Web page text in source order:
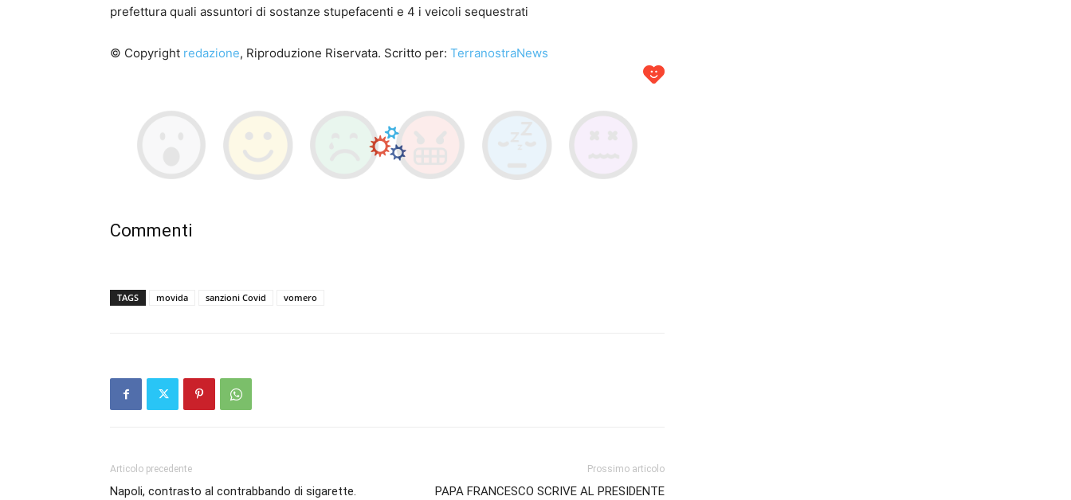
prefettura quali assuntori di sostanze stupefacenti e 4 i veicoli sequestrati
© Copyright redazione, Riproduzione Riservata. Scritto per: TerranostraNews
Commenti
TAGS movida sanzioni Covid vomero
Articolo precedente
Napoli, contrasto al contrabbando di sigarette.
Prossimo articolo
PAPA FRANCESCO SCRIVE AL PRESIDENTE